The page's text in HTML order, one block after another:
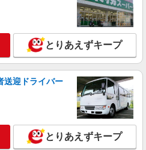
とりあえずキープ
送迎ドライバー
とりあえずキープ